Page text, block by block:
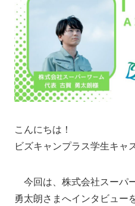
こんにちは！
ビズキャンプラス学生キャ
今回は、株式会社スーパ
勇太朗さまへインタビュー